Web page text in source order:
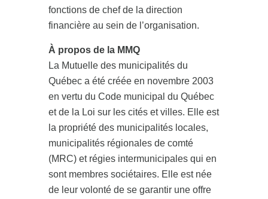
fonctions de chef de la direction
financière au sein de l’organisation.
À propos de la MMQ
La Mutuelle des municipalités du
Québec a été créée en novembre 2003
en vertu du Code municipal du Québec
et de la Loi sur les cités et villes. Elle est
la propriété des municipalités locales,
municipalités régionales de comté
(MRC) et régies intermunicipales qui en
sont membres sociétaires. Elle est née
de leur volonté de se garantir une offre